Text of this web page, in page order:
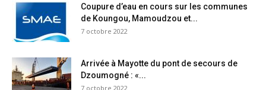
Coupure d’eau en cours sur les communes
de Koungou, Mamoudzou et...
7 octobre 2022
Arrivée à Mayotte du pont de secours de
Dzoumogné : «...
7 octobre 2022